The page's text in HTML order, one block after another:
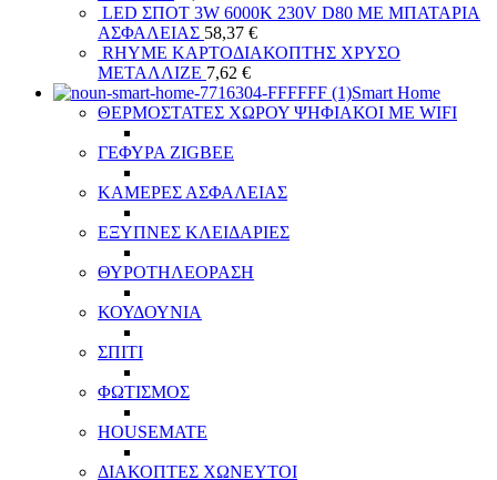
LED ΣΠΟΤ 3W 6000K 230V D80 ΜΕ ΜΠΑΤΑΡΙΑ
ΑΣΦΑΛΕΙΑΣ 58,37 €
RHYME ΚΑΡΤΟΔΙΑΚΟΠΤΗΣ ΧΡΥΣΟ
ΜΕΤΑΛΛΙΖΕ 7,62 €
Smart Home
ΘΕΡΜΟΣΤΑΤΕΣ ΧΩΡΟΥ ΨΗΦΙΑΚΟΙ ΜΕ WIFI
ΓΕΦΥΡΑ ZIGBEE
ΚΑΜΕΡΕΣ ΑΣΦΑΛΕΙΑΣ
ΕΞΥΠΝΕΣ ΚΛΕΙΔΑΡΙΕΣ
ΘΥΡΟΤΗΛΕΟΡΑΣΗ
ΚΟΥΔΟΥΝΙΑ
ΣΠΙΤΙ
ΦΩΤΙΣΜΟΣ
HOUSEMATE
ΔΙΑΚΟΠΤΕΣ ΧΩΝΕΥΤΟΙ